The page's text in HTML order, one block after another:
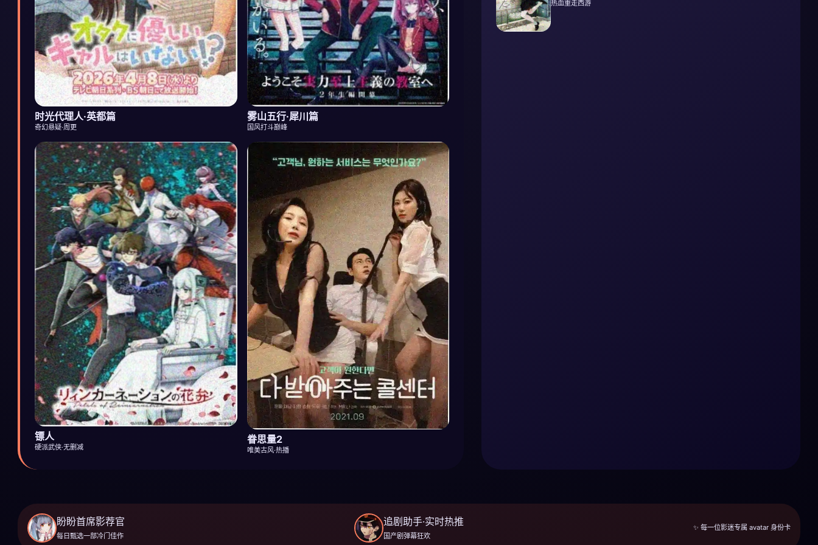
时光代理人·英都篇
奇幻悬疑·周更
雾山五行·犀川篇
国风打斗巅峰
镖人
硬派武侠·无删减
眷思量2
唯美古风·热播
热血重走西游
盼盼首席影荐官
每日甄选一部冷门佳作
追剧助手·实时热推
国产剧弹幕狂欢
✨ 每一位影迷专属 avatar 身份卡